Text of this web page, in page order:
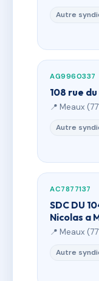
Autre
AG9960337
108 rue
📍 Meaux
Autre
AC7877137
SDC DU
Nicolas a
📍 Meaux
Autre